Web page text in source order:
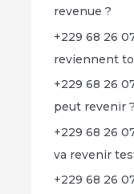
revenue ?
+229 68 26
reviennent
+229 68 26
peut revenir ?
+229 68 26
va revenir
+229 68 26